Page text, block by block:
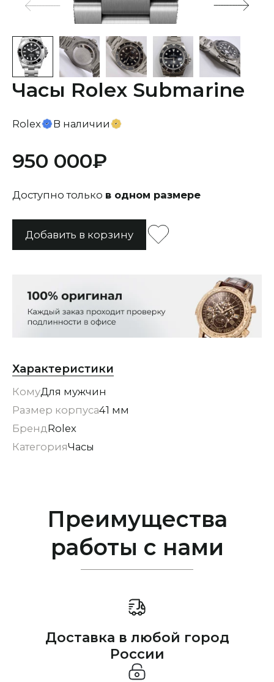
Часы Rolex Submarine
Rolex В наличии
950 000
Доступно только в одном размере
Характеристики
КомуДля мужчин
Размер корпуса41 мм
Бренд Rolex
КатегорияЧасы
Преимущества
работы с нами
Доставка в любой город
России